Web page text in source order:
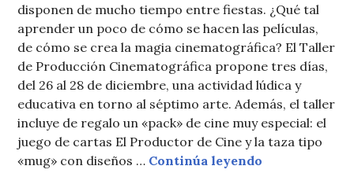
disponen de mucho tiempo entre fiestas. ¿Qué tal
aprender un poco de cómo se hacen las películas,
de cómo se crea la magia cinematográfica? El Taller
de Producción Cinematográfica propone tres días,
del 26 al 28 de diciembre, una actividad lúdica y
educativa en torno al séptimo arte. Además, el taller
incluye de regalo un «pack» de cine muy especial: el
juego de cartas El Productor de Cine y la taza tipo
«mug» con diseños … Continúa leyendo